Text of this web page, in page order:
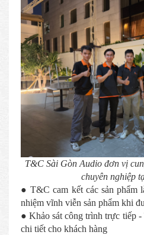
T&C Sài Gòn Audio đơn vị
chuyên nghiệp
● T&C cam kết các sản phẩm
nhiệm vĩnh viễn sản phẩm khi
● Khảo sát công trình trực tiếp
chi tiết cho khách hàng